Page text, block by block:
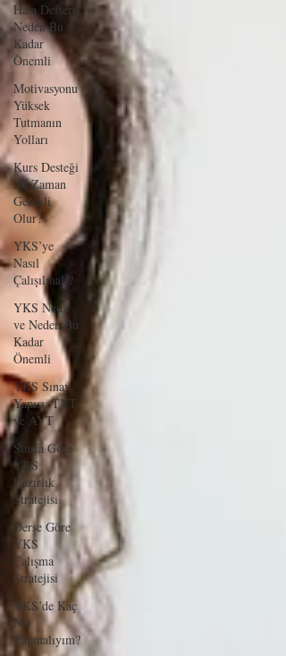
Hata Defteri:
Neden Bu
Kadar
Önemli
Motivasyonu
Yüksek
Tutmanın
Yolları
Kurs Desteği
Ne Zaman
Gerekli
Olur?
YKS’ye
Nasıl
Çalışılmalı?
YKS Nedir
ve Neden Bu
Kadar
Önemli
YKS Sınav
Yapısı: TYT
ve AYT
Sınıfa Göre
YKS
Hazırlık
Stratejisi
Derse Göre
YKS
Çalışma
Stratejisi
YKS’de Kaç
Net
Yapmalıyım?